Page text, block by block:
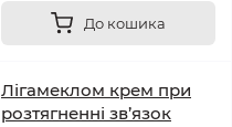
До кошика
Лігамеклом крем при
розтягненні зв’язок